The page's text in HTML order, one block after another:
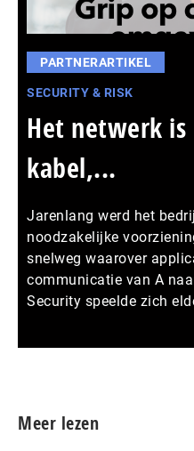
PARTNERARTIKEL
SECURITY & RISK
Het netwerk
kabel,...
Jarenlang werd het
noodzakelijke
snelweg waarover
communicatie van A
Security speelde zich
Meer lezen